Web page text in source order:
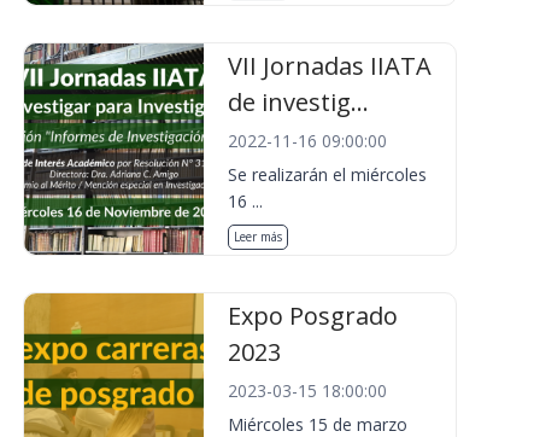
VII Jornadas IIATA
de investig...
2022-11-16 09:00:00
Se realizarán el miércoles
16 ...
Leer más
Expo Posgrado
2023
2023-03-15 18:00:00
Miércoles 15 de marzo